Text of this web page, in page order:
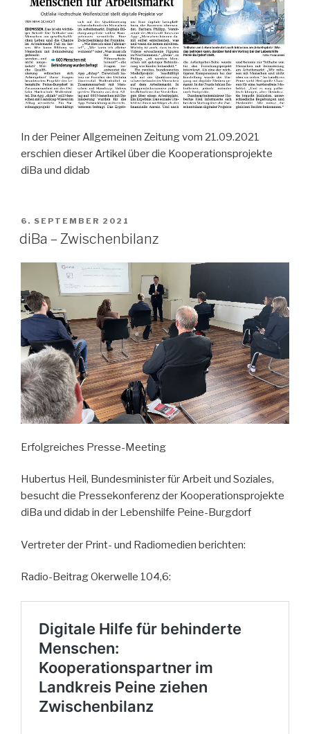
In der Peiner Allgemeinen Zeitung vom 21.09.2021
erschien dieser Artikel über die Kooperationsprojekte
diBa und didab
VERÖFFENTLICHT
AM
6. SEPTEMBER 2021
diBa – Zwischenbilanz
Erfolgreiches Presse-Meeting
Hubertus Heil, Bundesminister für Arbeit und Soziales,
besucht die Pressekonferenz der Kooperationsprojekte
diBa und didab in der Lebenshilfe Peine-Burgdorf
Vertreter der Print- und Radiomedien berichten:
Radio-Beitrag Okerwelle 104,6: